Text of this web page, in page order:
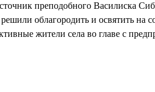
преподобного Василиска
облагородить и освятить на
жители села во главе с